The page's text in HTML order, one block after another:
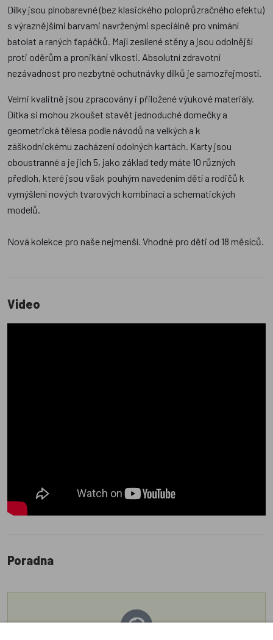
Dílky jsou plnobarevné (bez klasického poloprůzračného efektu)
s výraznějšími barvami navrženými speciálně pro vnímání
batolat a raných ťapáčků. Mají zesílené stěny a jsou odolnější
proti oděrům a pronikání vlkosti. Absolutní zdravotní
nezávadnost pro nezbytné ochutnávky dílků je samozřejmostí.
Velmi kvalitně jsou zpracovány i přiložené výukové materiály.
Dítka si mohou zkoušet stavět jednoduché domečky a
geometrická tělesa podle návodů na velkých a k
záškodnickému zacházení odolných kartách. Karty jsou
oboustranné a je jich 5, jako základ tedy máte 10 různých
předloh, které jsou však pouhým navedením dětí a rodičů k
vymýšlení nových tvarových kombinací a schematických
modelů.
Nová kolekce pro naše nejmenší. Vhodné pro děti od 18 měsíců.
Video
Poradna